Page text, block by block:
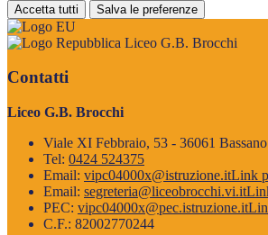
Accetta tutti Salva le preferenze
Liceo G.B. Brocchi
Contatti
Liceo G.B. Brocchi
Viale XI Febbraio, 53 - 36061
Tel: 0424 524375
Email: vipc04000x@istruzione.itLink
Email: segreteria@liceobrocchi.vi.it
PEC: vipc04000x@pec.istruzione.it
C.F.: 82002770244